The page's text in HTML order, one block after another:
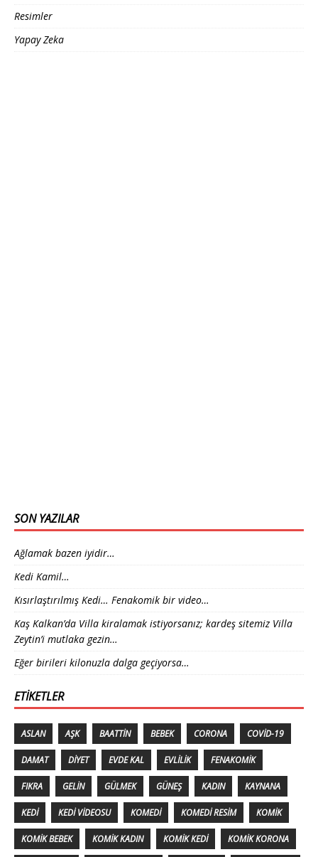
Resimler
Yapay Zeka
SON YAZILAR
Ağlamak bazen iyidir…
Kedi Kamil…
Kısırlaştırılmış Kedi… Fenakomik bir video…
Kaş Kalkan’da Villa kiralamak istiyorsanız; kardeş sitemiz Villa
Zeytin’i mutlaka gezin…
Eğer birileri kilonuzla dalga geçiyorsa…
ETIKETLER
ASLAN AŞK BAATTIN BEBEK CORONA COVID-19
DAMAT DIYET EVDE KAL EVLILIK FENAKOMIK
FIKRA GELIN GÜLMEK GÜNEŞ KADIN KAYNANA
KEDI KEDI VIDEOSU KOMEDI KOMEDI RESIM KOMIK
KOMIK BEBEK KOMIK KADIN KOMIK KEDI KOMIK KORONA